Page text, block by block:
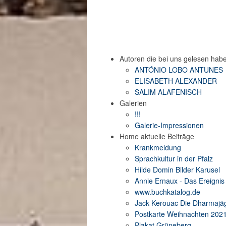
Autoren die bei uns gelesen
ANTÓNIO LOBO ANTUNES
ELISABETH ALEXANDER
SALIM ALAFENISCH
Galerien
!!!
Galerie-Impressionen
Home aktuelle Beiträge
Krankmeldung
Sprachkultur in der Pfalz
Hilde Domin Bilder Karusel
Annie Ernaux - Das Ereignis
www.buchkatalog.de
Jack Kerouac Die
Postkarte Weihnachten 2021